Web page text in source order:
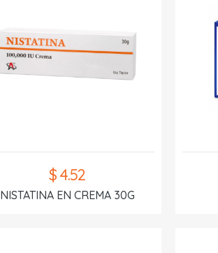
$ 4.52
NISTATINA EN CREMA 30G